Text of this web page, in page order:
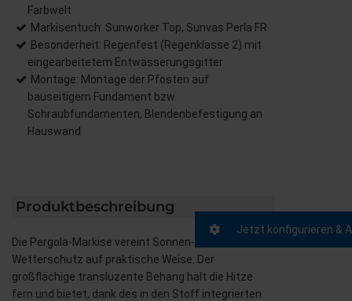
Farbwelt
Markisentuch: Sunworker Top, Sunvas Perla FR
Besonderheit: Regenfest (Regenklasse 2) mit
eingearbeitetem Entwässerungsgitter
Montage: Montage der Pfosten auf
bauseitigem Fundament bzw.
Schraubfundamenten, Blendenbefestigung an
Hauswand
Produktbeschreibung
Die Pergola-Markise vereint Sonnen- und
Wetterschutz auf praktische Weise. Der
großflächige transluzente Behang hält die Hitze
fern und bietet, dank des in den Stoff integrierten
Jetzt konfigurieren &